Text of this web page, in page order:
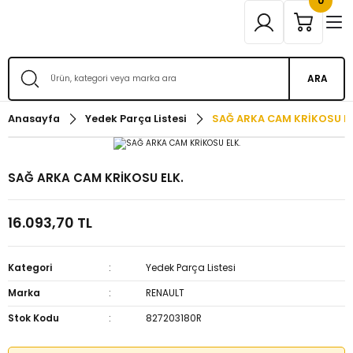
ARA
Anasayfa Yedek Parça Listesi SAĞ ARKA CAM KRİKOSU
SAĞ ARKA CAM KRİKOSU ELK.
16.093,70 TL
Kategori
Yedek Parça Listesi
Marka
RENAULT
Stok Kodu
827203180R